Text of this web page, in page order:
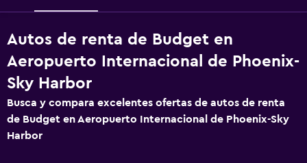
Autos de renta de Budget en
Aeropuerto Internacional de Phoenix-
Sky Harbor
Busca y compara excelentes ofertas de autos de renta
de Budget en Aeropuerto Internacional de Phoenix-Sky
Harbor